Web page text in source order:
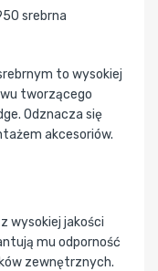
srebrna
to wysokiej
tworzącego
Odznacza się
akcesoriów.
wysokiej jakości
mu odporność
zewnętrznych.